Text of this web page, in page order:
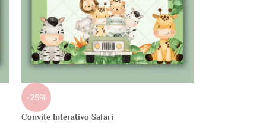
-25%
Convite Interativo Safari